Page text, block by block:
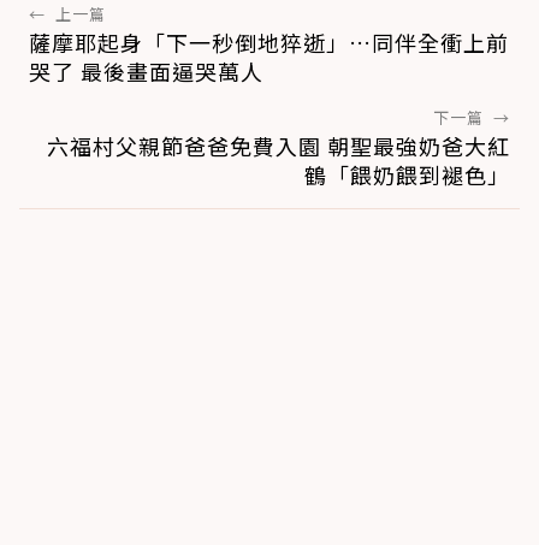
← 上一篇
薩摩耶起身「下一秒倒地猝逝」…同伴全衝上前
哭了 最後畫面逼哭萬人
下一篇 →
六福村父親節爸爸免費入園 朝聖最強奶爸大紅
鶴「餵奶餵到褪色」